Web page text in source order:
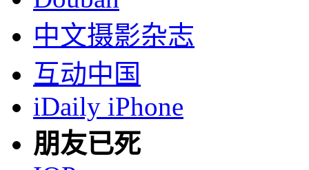
中文摄影杂志
互动中国
iDaily iPhone
朋友已死